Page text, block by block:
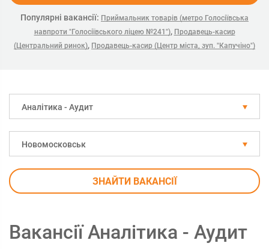
Популярні вакансії: Приймальник товарів (метро Голосіївська
навпроти "Голосіївського ліцею №241"), Продавець-касир
(Центральний ринок), Продавець-касир (Центр міста, зуп. "Капучіно")
Аналітика - Аудит
Новомосковськ
ЗНАЙТИ ВАКАНСІЇ
Вакансії Аналітика - Аудит